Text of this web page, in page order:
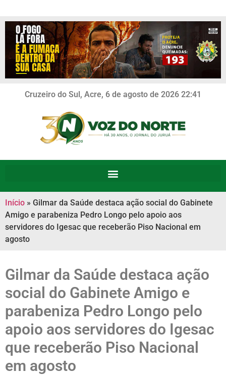
Cruzeiro do Sul, Acre, 6 de agosto de 2026 22:41
Início » Gilmar da Saúde destaca ação social do Gabinete
Amigo e parabeniza Pedro Longo pelo apoio aos
servidores do Igesac que receberão Piso Nacional em
agosto
Gilmar da Saúde destaca ação
social do Gabinete Amigo e
parabeniza Pedro Longo pelo
apoio aos servidores do Igesac
que receberão Piso Nacional
em agosto